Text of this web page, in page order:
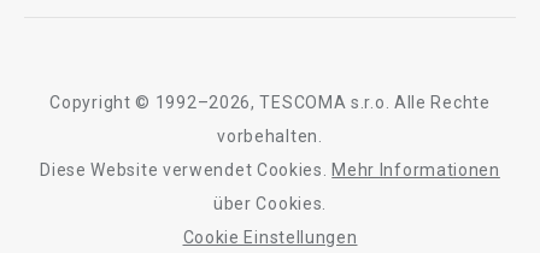
Barrierefreiheit
Copyright © 1992–2026, TESCOMA s.r.o. Alle Rechte
vorbehalten.
Diese Website verwendet Cookies.
Mehr Informationen
über Cookies.
Cookie Einstellungen